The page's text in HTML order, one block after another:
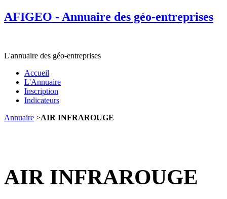
AFIGEO - Annuaire des géo-entreprises
L'annuaire des géo-entreprises
Accueil
L'Annuaire
Inscription
Indicateurs
Annuaire >AIR INFRAROUGE
AIR INFRAROUGE